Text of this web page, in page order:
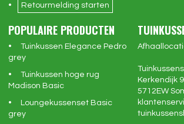
Retourmelding starten
POPULAIRE PRODUCTEN
Tuinkussen Elegance Pedro
grey
Tuinkussen hoge rug
Madison Basic
Loungekussenset Basic
grey
Kerkendijk
5712EW